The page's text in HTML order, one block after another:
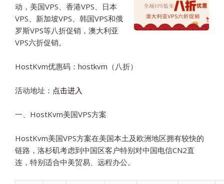
动，美国VPS、香港VPS、日本
VPS、新加坡VPS、韩国VPS和俄
罗斯VPS等八折促销，澳大利亚
VPS六折促销。
HostKvm优惠码：hostkvm（八折）
活动地址： 点击进入
一、HostKvm美国VPS方案
HostKvm美国VPS方案在美国本土及欧洲地区拥有较快的
链路，洛杉矶考虑到中国区客户特别对中国电信CN2直
连，特别适合中美贸易、远程办公。